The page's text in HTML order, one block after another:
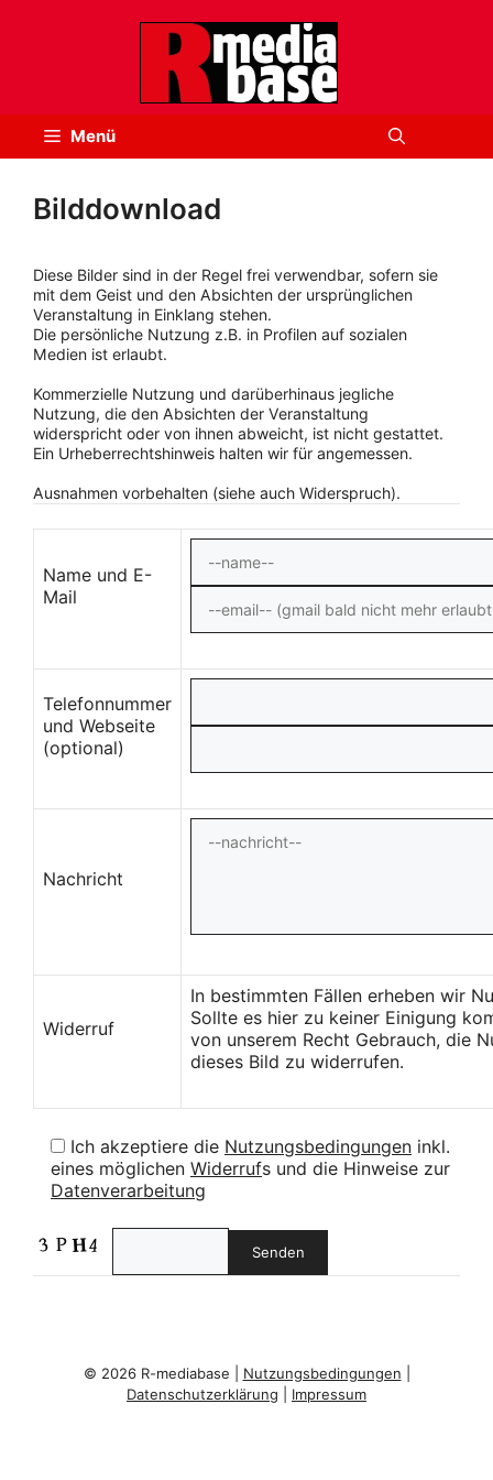
Menü
Bilddownload
Diese Bilder sind in der Regel frei verwendbar, sofern sie
mit dem Geist und den Absichten der ursprünglichen
Veranstaltung in Einklang stehen.
Die persönliche Nutzung z.B. in Profilen auf sozialen
Medien ist erlaubt.
Kommerzielle Nutzung und darüberhinaus jegliche
Nutzung, die den Absichten der Veranstaltung
widerspricht oder von ihnen abweicht, ist nicht gestattet.
Ein Urheberrechtshinweis halten wir für angemessen.
Ausnahmen vorbehalten (siehe auch Widerspruch).
Name und E-
Mail
Telefonnummer
und Webseite
(optional)
Nachricht
Widerruf
In bestimmten Fällen erheben wir
Sollte es hier zu keiner Einigung
von unserem Recht Gebrauch, die
dieses Bild zu widerrufen.
Ich akzeptiere die Nutzungsbedingungen inkl.
eines möglichen Widerrufs und die Hinweise zur
Datenverarbeitung
© 2026 R-mediabase | Nutzungsbedingungen
Datenschutzerklärung
Impressum